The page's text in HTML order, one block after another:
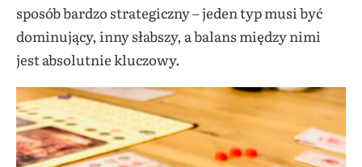
sposób bardzo strategiczny – jeden typ musi być
dominujący, inny słabszy, a balans między nimi
jest absolutnie kluczowy.